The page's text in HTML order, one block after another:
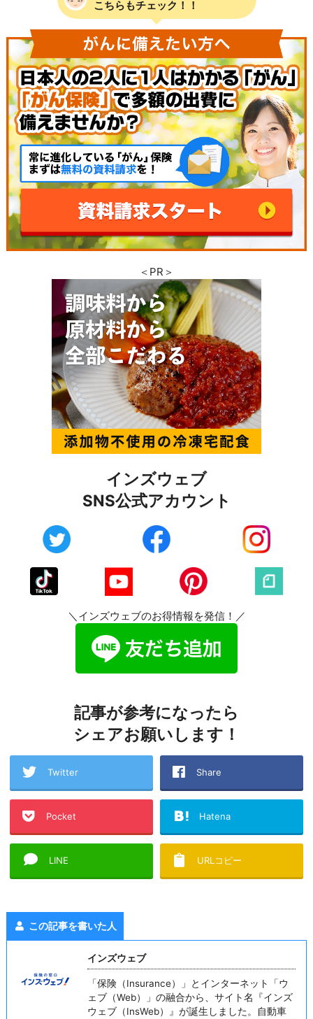
こちらもチェック！！
＜PR＞
インズウェブ
SNS公式アカウント
＼インズウェブのお得情報を発信！／
記事が参考になったら
シェアお願いします！
Twitter Share
Pocket Hatena
LINE URLコピー
この記事を書いた人
インズウェブ
「保険（Insurance）」とインターネット「ウ
ェブ（Web）」の融合から、サイト名『インズ
ウェブ（InsWeb）』が誕生しました。自動車